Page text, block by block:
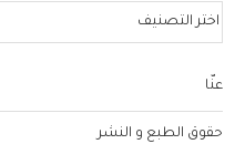
عنّا
حقوق الطبع و النشر